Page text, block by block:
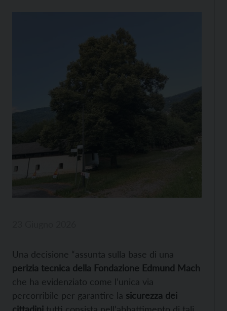
Una decisione “assunta sulla base di una
perizia tecnica della Fondazione Edmund Mach
che ha evidenziato come l’unica via
percorribile per garantire la sicurezza dei